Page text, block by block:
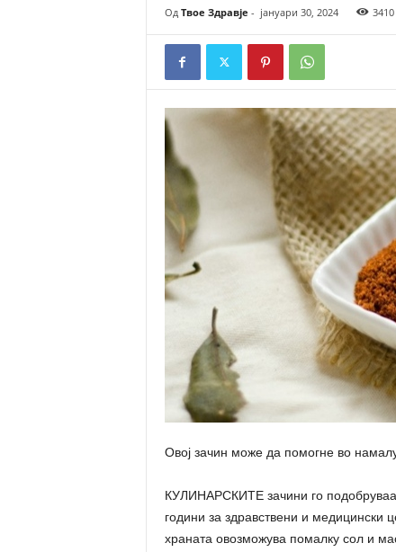
Од Твое Здравје - јануари 30, 2024 3410
Овој зачин може да помогне во
КУЛИНАРСКИТЕ зачини го
години за здравствени и медицински
храната овозможува помалку сол и